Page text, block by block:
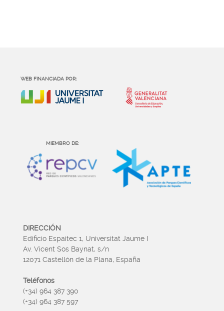
WEB FINANCIADA POR:
MIEMBRO DE:
DIRECCIÓN
Edificio Espaitec 1, Universitat Jaume I
Av. Vicent Sos Baynat, s/n
12071 Castellón de la Plana, España
Teléfonos
(+34) 964 387 390
(+34) 964 387 597